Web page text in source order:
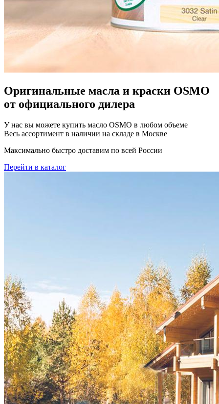
Оригинальные масла и краски OSMO
от официального дилера
У нас вы можете купить масло OSMO в любом объеме
Весь ассортимент в наличии на складе в Москве
Максимально быстро доставим по всей России
Перейти в каталог